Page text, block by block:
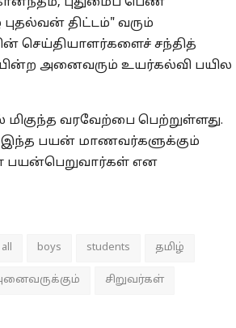
திட்டம்" வரும்
செய்தியாளர்களைச் சந்தித்
அனைவரும் உயர்கல்வி பயில
மிகுந்த வரவேற்பை பெற்றுள்ளது.
இந்த பயன் மாணவர்களுக்கும்
பயன்பெறுவார்கள் என
all boys students தமிழ்
சிறுவர்கள்